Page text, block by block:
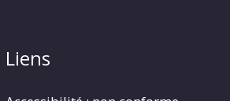
Liens